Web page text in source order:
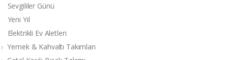
Sevgililer Günü
Yeni Yıl
Elektrikli Ev Aletleri
Yemek & Kahvaltı Takımları